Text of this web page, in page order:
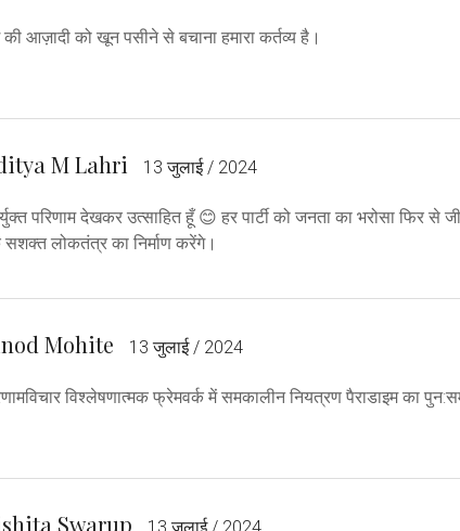
आज़ादी को खून पसीने से बचाना हमारा कर्तव्य है।
M Lahri 13 जुलाई / 2024
परिणाम देखकर उत्साहित हूँ 😊 हर पार्टी को जनता का भरोसा फिर से
लोकतंत्र का निर्माण करेंगे।
Mohite 13 जुलाई / 2024
विश्लेषणात्मक फ्रेमवर्क में समकालीन नियत्रण पैराडाइम का
Swarup